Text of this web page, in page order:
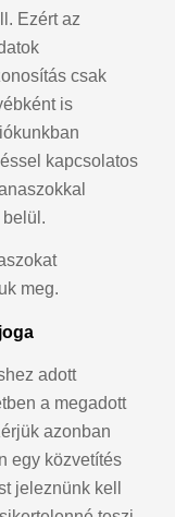
Ezért az
csak
is
kapcsolatos
meg.
adott
a megadott
azonban
egy közvetítés
jeleznünk kell